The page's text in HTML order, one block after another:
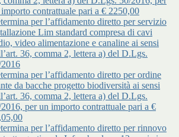
contrattuale pari a € 2250,00
per l’affidamento diretto per servizio
Lim standard compresa di cavi
video alimentazione e canaline ai sensi
36, comma 2, lettera a) del D.Lgs.
per l’affidamento diretto per ordine
da bacche progetto biodiversità ai sensi
36, comma 2, lettera a) del D.Lgs.
per un importo contrattuale pari a €
per l’affidamento diretto per rinnovo